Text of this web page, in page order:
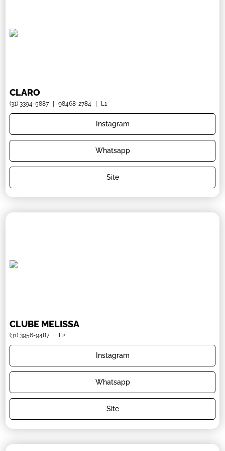
CLARO
(31) 3394-5887 | 98468-2784 | L1
Instagram
Whatsapp
Site
CLUBE MELISSA
(31) 3956-9487 | L2
Instagram
Whatsapp
Site